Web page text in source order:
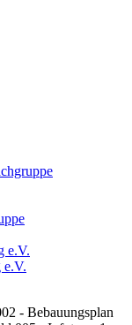
e.V.
e.V.